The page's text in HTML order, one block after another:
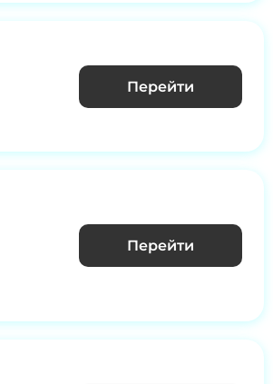
Перейти
Перейти